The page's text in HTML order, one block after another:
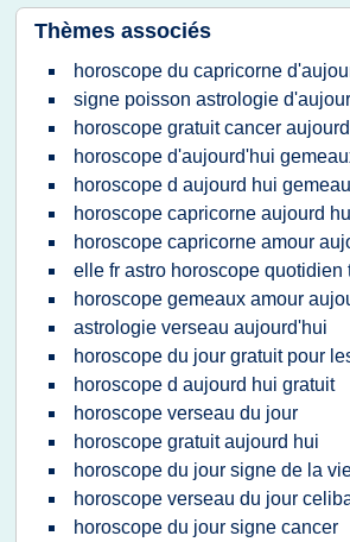
Thèmes associés
horoscope du capricorne
signe poisson astrologie
horoscope gratuit cancer
horoscope d'aujourd'hui
horoscope d aujourd hui
horoscope capricorne aujourd
horoscope capricorne amour
elle fr astro horoscope quotidien
horoscope gemeaux amour
astrologie verseau aujourd'hui
horoscope du jour gratuit pour
horoscope d aujourd hui gratuit
horoscope verseau du jour
horoscope gratuit aujourd hui
horoscope du jour signe de la
horoscope verseau du jour
horoscope du jour signe cancer